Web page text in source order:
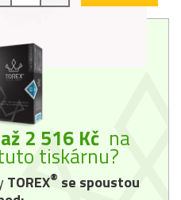
až 2 516 Kč na
tiskárnu?
TOREX® se spoustou